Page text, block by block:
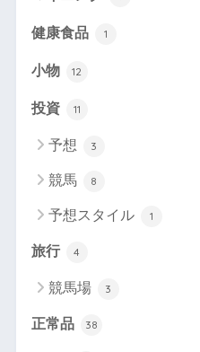
健康食品 1
小物 12
投資 11
予想 3
競馬 8
予想スタイル 1
旅行 4
競馬場 3
正常品 38